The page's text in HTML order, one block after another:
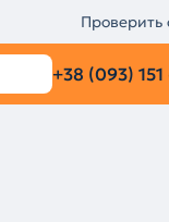
Проверить
+38 (093) 151